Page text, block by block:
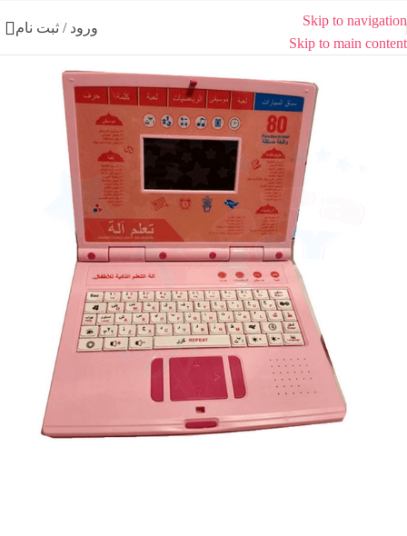
Skip to navigation
Skip to main content
ورود / ثبت نام